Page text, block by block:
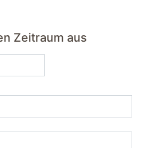
Zeitraum aus